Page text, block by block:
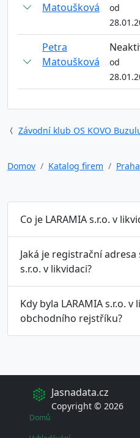
Matoušková
od
Petra
Matoušková
od
Závodní klub OS KOVO
Domov
Katalog firem Praha
Co je LARAMIA s.r.o. v
Jaká je registrační
s.r.o. v likvidaci?
Kdy byla LARAMIA s.r.o.
obchodního rejstříku?
Jasnadata.cz
Copyright © 2026
Domů